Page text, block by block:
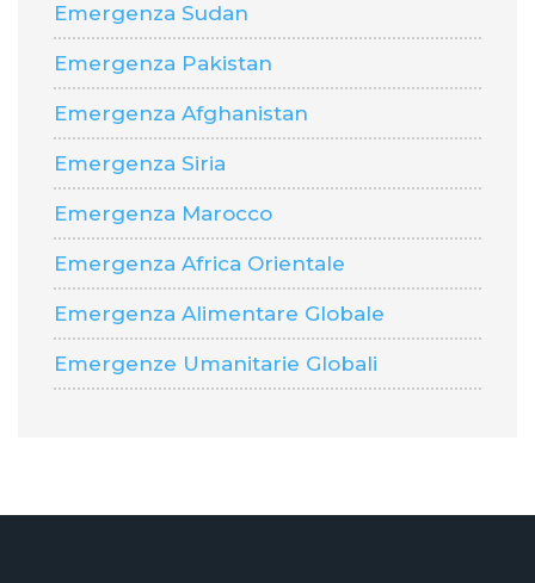
Emergenza Sudan
Emergenza Pakistan
Emergenza Afghanistan
Emergenza Siria
Emergenza Marocco
Emergenza Africa Orientale
Emergenza Alimentare Globale
Emergenze Umanitarie Globali